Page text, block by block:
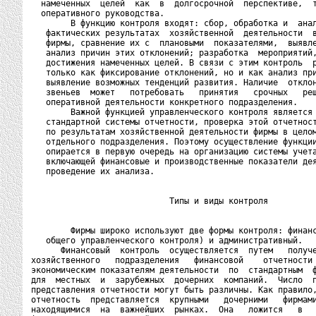
намеченных  целей  как  в  долгосрочной  перспективе,
  оперативного руководства.
В функцию контроля входят: сбор, обработка и
фактических результатах  хозяйственной  деятельности
фирмы, сравнение их с  плановыми  показателями,
анализ причин этих отклонений; разработка
достижения намеченных целей. В связи с этим контроль
только как фиксирование отклонений, но и как анализ
выявление возможных тенденций развития. Наличие
звеньев  может   потребовать   принятия   срочных
   оперативной деятельности конкретного подразделения.
Важной функцией управленческого контроля является
стандартной системы отчетности, проверка этой
по результатам хозяйственной деятельности фирмы в
отдельного подразделения. Поэтому осуществление
опирается в первую очередь на организацию системы
включающей финансовые и производственные показатели
   проведение их анализа.
                            Типы и виды контроля
Фирмы широко используют две формы контроля:
   общего управленческого контроля) и административный.
Финансовый  контроль  осуществляется  путем
хозяйственного   подразделения   финансовой
экономическим показателям деятельности  по  стандартным
для  местных  и  зарубежных  дочерних  компаний.  Число
представления отчетности могут быть различны. Как
отчетность  представляется  крупными   дочерними
находящимися  на  важнейших  рынках.  Она   ложится   в